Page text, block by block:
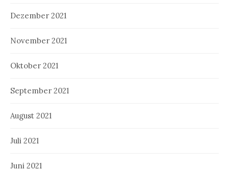
Dezember 2021
November 2021
Oktober 2021
September 2021
August 2021
Juli 2021
Juni 2021